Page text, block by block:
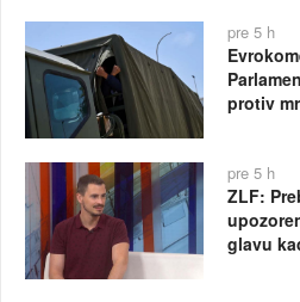
pre 5 h
protiv
pre 5 h
ZLF:
glavu